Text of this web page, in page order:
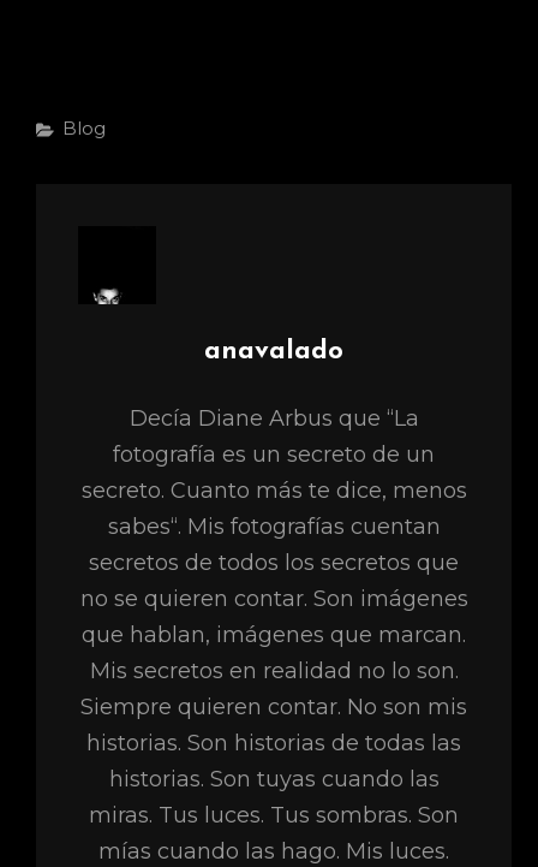
Categorías
Blog
Autor:
anavalado
Decía Diane Arbus que “La
fotografía es un secreto de un
secreto. Cuanto más te dice, menos
sabes“. Mis fotografías cuentan
secretos de todos los secretos que
no se quieren contar. Son imágenes
que hablan, imágenes que marcan.
Mis secretos en realidad no lo son.
Siempre quieren contar. No son mis
historias. Son historias de todas las
historias. Son tuyas cuando las
miras. Tus luces. Tus sombras. Son
mías cuando las hago. Mis luces.